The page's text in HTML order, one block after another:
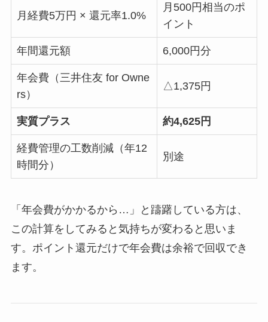
月経費5万円 × 還元率1.0%
月500円相当のポ
イント
年間還元額 6,000円分
年会費（三井住友 for Owne
rs）
△1,375円
実質プラス 約4,625円
経費管理の工数削減（年12
時間分）
別途
「年会費がかかるから…」と躊躇している方は、
この計算をしてみると気持ちが変わると思いま
す。ポイント還元だけで年会費は余裕で回収でき
ます。